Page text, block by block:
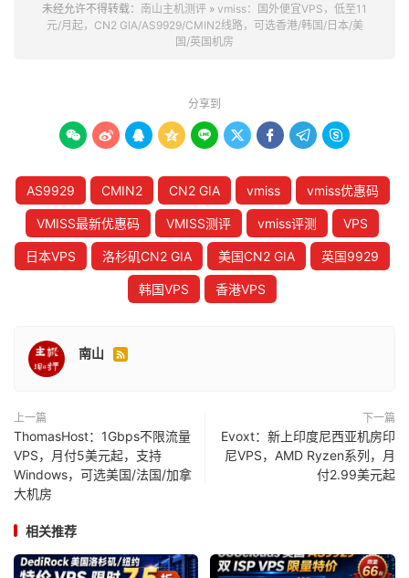
未经允许不得转载： 南山主机测评 » vmiss：国外便宜VPS，低至11
元/月起，CN2 GIA/AS9929/CMIN2线路，可选香港/韩国/日本/美
国/英国机房
分享到
        
AS9929 CMIN2 CN2 GIA vmiss vmiss优惠码
VMISS最新优惠码 VMISS测评 vmiss评测 VPS
日本VPS 洛杉矶CN2 GIA 美国CN2 GIA 英国9929
韩国VPS 香港VPS
南山 
上一篇
ThomasHost：1Gbps不限流量
VPS，月付5美元起，支持
Windows，可选美国/法国/加拿
大机房
下一篇
Evoxt：新上印度尼西亚机房印
尼VPS，AMD Ryzen系列，月
付2.99美元起
相关推荐